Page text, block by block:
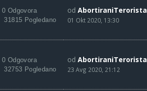
0 Odgovora
31815 Pogledano
od AbortiraniTerorista
01 Okt 2020, 13:30
0 Odgovora
32753 Pogledano
od AbortiraniTerorista
23 Avg 2020, 21:12